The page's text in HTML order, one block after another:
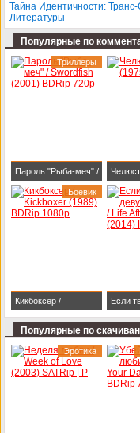
Тайна Идентичности:
Литературы
Популярные по
Пароль "Рыба-меч" /
Swordfish (2001)
BDRip 720p
Триллеры
(1975)
Кикбоксер /
Kickboxer (1989)
Боевик
Если
зомби /
Популярные по
Эротика